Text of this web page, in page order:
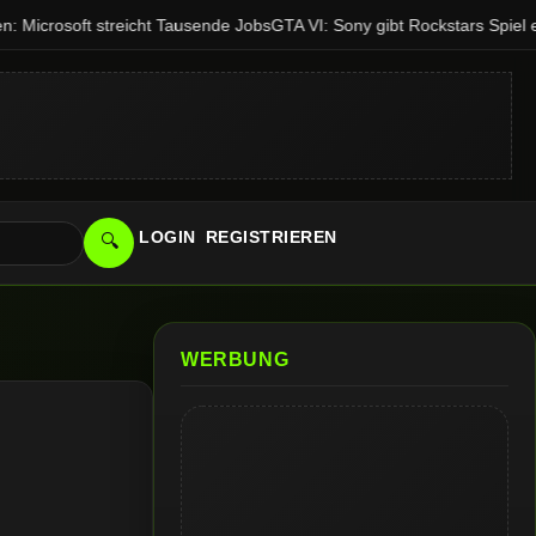
streicht Tausende JobsGTA VI: Sony gibt Rockstars Spiel
🔍 LOGIN REGISTRIEREN
WERBUNG